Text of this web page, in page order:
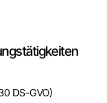
DS-GVO)